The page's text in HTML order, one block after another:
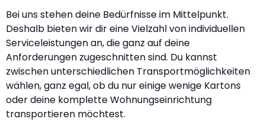
Bei uns stehen deine Bedürfnisse im Mittelpunkt.
Deshalb bieten wir dir eine Vielzahl von individuellen
Serviceleistungen an, die ganz auf deine
Anforderungen zugeschnitten sind. Du kannst
zwischen unterschiedlichen Transportmöglichkeiten
wählen, ganz egal, ob du nur einige wenige Kartons
oder deine komplette Wohnungseinrichtung
transportieren möchtest.